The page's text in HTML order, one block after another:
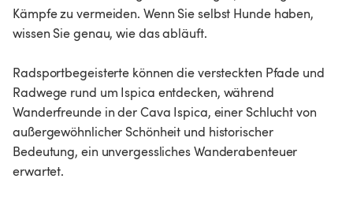
Kämpfe zu vermeiden. Wenn Sie selbst Hunde haben,
wissen Sie genau, wie das abläuft.
Radsportbegeisterte können die versteckten Pfade und
Radwege rund um Ispica entdecken, während
Wanderfreunde in der Cava Ispica, einer Schlucht von
außergewöhnlicher Schönheit und historischer
Bedeutung, ein unvergessliches Wanderabenteuer
erwartet.